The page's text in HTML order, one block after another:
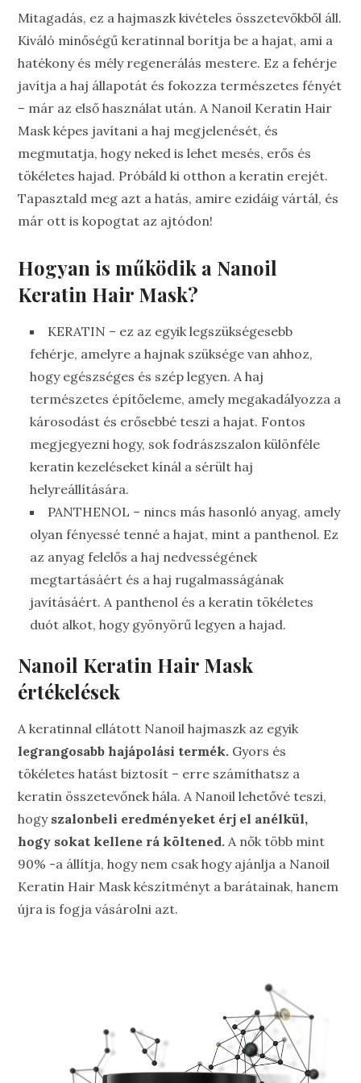
Mitagadás, ez a hajmaszk kivételes összetevőkből áll.
Kiváló minőségű keratinnal borítja be a hajat, ami a
hatékony és mély regenerálás mestere. Ez a fehérje
javítja a haj állapotát és fokozza természetes fényét
– már az első használat után. A Nanoil Keratin Hair
Mask képes javítani a haj megjelenését, és
megmutatja, hogy neked is lehet mesés, erős és
tökéletes hajad. Próbáld ki otthon a keratin erejét.
Tapasztald meg azt a hatás, amire ezidáig vártál, és
már ott is kopogtat az ajtódon!
Hogyan is működik a Nanoil
Keratin Hair Mask?
KERATIN – ez az egyik legszükségesebb
fehérje, amelyre a hajnak szüksége van ahhoz,
hogy egészséges és szép legyen. A haj
természetes építőeleme, amely megakadályozza a
károsodást és erősebbé teszi a hajat. Fontos
megjegyezni hogy, sok fodrászszalon különféle
keratin kezeléseket kínál a sérült haj
helyreállítására.
PANTHENOL – nincs más hasonló anyag, amely
olyan fényessé tenné a hajat, mint a panthenol. Ez
az anyag felelős a haj nedvességének
megtartásáért és a haj rugalmasságának
javításáért. A panthenol és a keratin tökéletes
duót alkot, hogy gyönyörű legyen a hajad.
Nanoil Keratin Hair Mask
értékelések
A keratinnal ellátott Nanoil hajmaszk az egyik
legrangosabb hajápolási termék. Gyors és
tökéletes hatást biztosít – erre számíthatsz a
keratin összetevőnek hála. A Nanoil lehetővé teszi,
hogy szalonbeli eredményeket érj el anélkül,
hogy sokat kellene rá költened. A nők több mint
90% -a állítja, hogy nem csak hogy ajánlja a Nanoil
Keratin Hair Mask készítményt a barátainak, hanem
újra is fogja vásárolni azt.